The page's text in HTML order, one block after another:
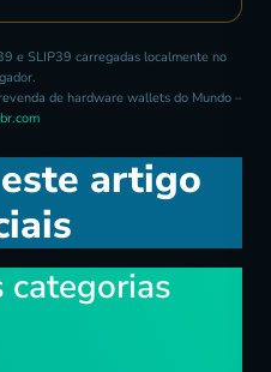
e SLIP39 carregadas localmente no
de hardware wallets do Mundo –
artigo
categorias